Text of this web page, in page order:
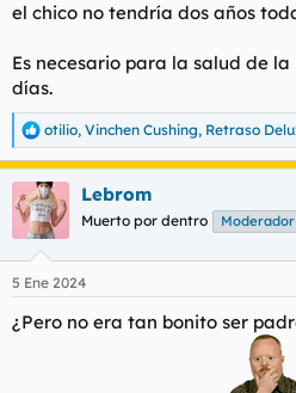
el chico no tendría dos años
Es necesario para la salud de
días.
R
e
a
c
c
e
:
otilio, Vinchen Cushing, Retraso
Lebrom
Muerto por dentro Moderador
5 Ene 2024
¿Pero no era tan bonito ser